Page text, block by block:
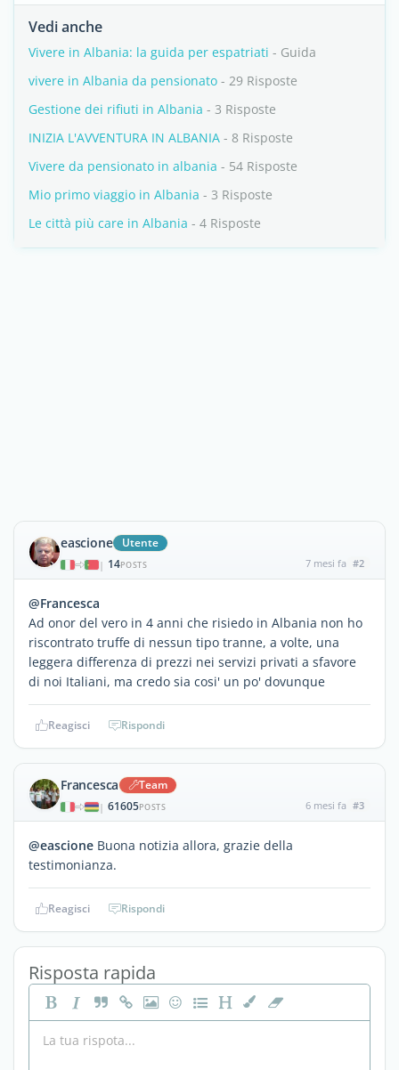
Vedi anche
Vivere in Albania: la guida per espatriati - Guida
vivere in Albania da pensionato - 29 Risposte
Gestione dei rifiuti in Albania - 3 Risposte
INIZIA L'AVVENTURA IN ALBANIA - 8 Risposte
Vivere da pensionato in albania - 54 Risposte
Mio primo viaggio in Albania - 3 Risposte
Le città più care in Albania - 4 Risposte
eascione Utente
| 14POSTS 7 mesi fa #2
@Francesca
Ad onor del vero in 4 anni che risiedo in Albania non ho
riscontrato truffe di nessun tipo tranne, a volte, una
leggera differenza di prezzi nei servizi privati a sfavore
di noi Italiani, ma credo sia cosi' un po' dovunque
Reagisci Rispondi
Francesca Team
| 61605POSTS 6 mesi fa #3
@eascione Buona notizia allora, grazie della
testimonianza.
Reagisci Rispondi
Risposta rapida